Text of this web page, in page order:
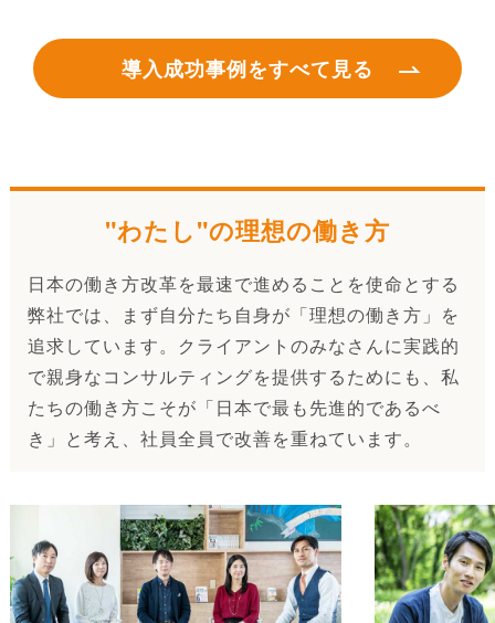
導入成功事例をすべて見る
"わたし"の理想の働き方
日本の働き方改革を最速で進めることを使命とする
弊社では、まず自分たち自身が「理想の働き方」を
追求しています。クライアントのみなさんに実践的
で親身なコンサルティングを提供するためにも、私
たちの働き方こそが「日本で最も先進的であるべ
き」と考え、社員全員で改善を重ねています。